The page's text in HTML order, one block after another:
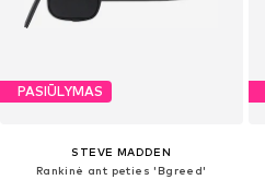
PASIŪLYMAS
STEVE MADDEN
Rankinė ant peties 'Bgreed'